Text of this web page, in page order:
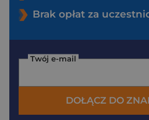
Brak opłat za
Twój e-mail
DOŁĄCZ DO